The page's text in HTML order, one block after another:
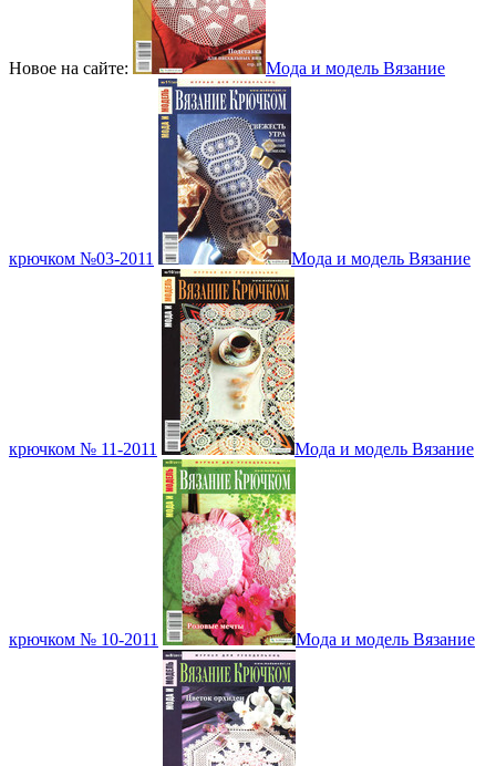
Новое на сайте: Мода и модель Вязание
крючком №03-2011 Мода и модель Вязание
крючком № 11-2011 Мода и модель Вязание
крючком № 10-2011 Мода и модель Вязание